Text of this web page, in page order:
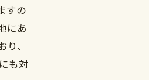
すの
にあ
、
も対